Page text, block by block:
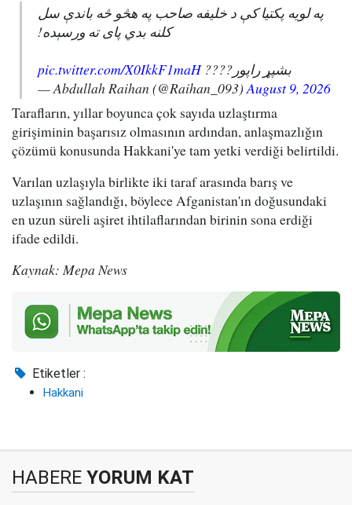
په لویه پکتیا کې د خلیفه صاحب په هڅو څه باندې سل
کلنه بدي پای ته ورسېده!
بشپړ راپور????pic.twitter.com/X0IkkF1maH
— Abdullah Raihan (@Raihan_093) August 9, 2026
Tarafların, yıllar boyunca çok sayıda uzlaştırma
girişiminin başarısız olmasının ardından, anlaşmazlığın
çözümü konusunda Hakkani'ye tam yetki verdiği belirtildi.
Varılan uzlaşıyla birlikte iki taraf arasında barış ve
uzlaşının sağlandığı, böylece Afganistan'ın doğusundaki
en uzun süreli aşiret ihtilaflarından birinin sona erdiği
ifade edildi.
Kaynak: Mepa News
Etiketler :
Hakkani
HABERE YORUM KAT